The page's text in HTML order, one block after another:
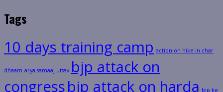
Tags
10 days training camp action on hike in char
dhaam arya samaaj utsav bjp attack on
congressbjp attack on harda bjp ke